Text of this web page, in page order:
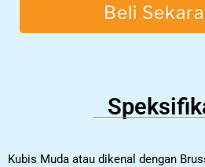
Beli
Kubis Muda atau dikenal dengan